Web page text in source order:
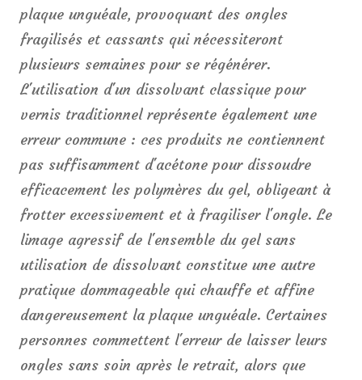
plaque unguéale, provoquant des ongles
fragilisés et cassants qui nécessiteront
plusieurs semaines pour se régénérer.
L'utilisation d'un dissolvant classique pour
vernis traditionnel représente également une
erreur commune : ces produits ne contiennent
pas suffisamment d'acétone pour dissoudre
efficacement les polymères du gel, obligeant à
frotter excessivement et à fragiliser l'ongle. Le
limage agressif de l'ensemble du gel sans
utilisation de dissolvant constitue une autre
pratique dommageable qui chauffe et affine
dangereusement la plaque unguéale. Certaines
personnes commettent l'erreur de laisser leurs
ongles sans soin après le retrait, alors que